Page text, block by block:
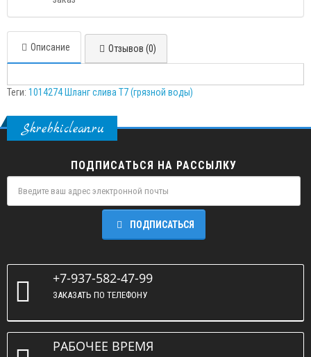
Описание Отзывов (0)
Теги: 1014274 Шланг слива Т7 (грязной воды)
Skrebkiclean.ru
ПОДПИСАТЬСЯ НА РАССЫЛКУ
ПОДПИСАТЬСЯ
+7-937-582-47-99
ЗАКАЗАТЬ ПО ТЕЛЕФОНУ
РАБОЧЕЕ ВРЕМЯ